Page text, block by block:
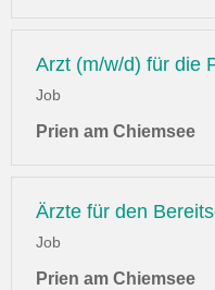
Arzt (m/w/d) für die
Job
Prien am Chiemsee
Ärzte für den
Job
Prien am Chiemsee